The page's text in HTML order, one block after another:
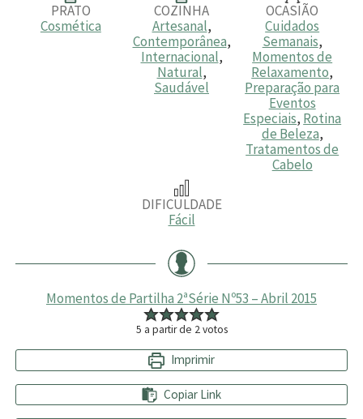
PRATO
Cosmética
COZINHA
Artesanal,
Contemporânea,
Internacional,
Natural,
Saudável
OCASIÃO
Cuidados
Semanais,
Momentos de
Relaxamento,
Preparação para
Eventos
Especiais, Rotina
de Beleza,
Tratamentos de
Cabelo
DIFICULDADE
Fácil
Momentos de Partilha 2ªSérie Nº53 – Abril 2015
5 a partir de 2votos
Imprimir
Copiar Link